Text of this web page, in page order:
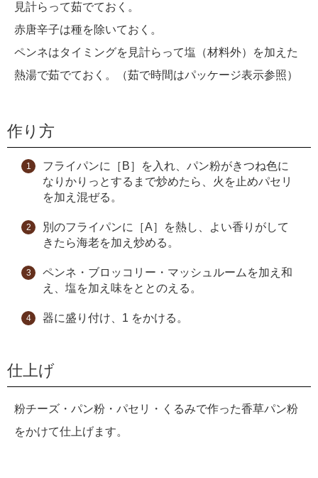
見計らって茹でておく。
赤唐辛子は種を除いておく。
ペンネはタイミングを見計らって塩（材料外）を加えた
熱湯で茹でておく。（茹で時間はパッケージ表示参照）
作り方
フライパンに［B］を入れ、パン粉がきつね色に
なりかりっとするまで炒めたら、火を止めパセリ
を加え混ぜる。
別のフライパンに［A］を熱し、よい香りがして
きたら海老を加え炒める。
ペンネ・ブロッコリー・マッシュルームを加え和
え、塩を加え味をととのえる。
器に盛り付け、1 をかける。
仕上げ
粉チーズ・パン粉・パセリ・くるみで作った香草パン粉
をかけて仕上げます。